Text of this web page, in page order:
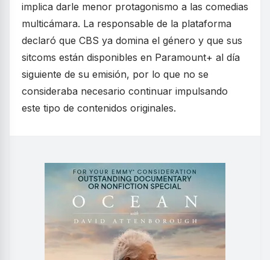
implica darle menor protagonismo a las comedias
multicámara. La responsable de la plataforma
declaró que CBS ya domina el género y que sus
sitcoms están disponibles en Paramount+ al día
siguiente de su emisión, por lo que no se
consideraba necesario continuar impulsando
este tipo de contenidos originales.